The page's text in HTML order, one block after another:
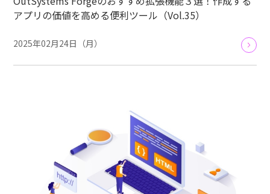
アプリの価値を高める便利ツール（Vol.35）
2025年02月24日（月）